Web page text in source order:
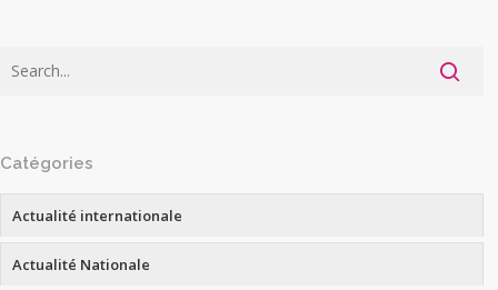
Catégories
Actualité internationale
Actualité Nationale